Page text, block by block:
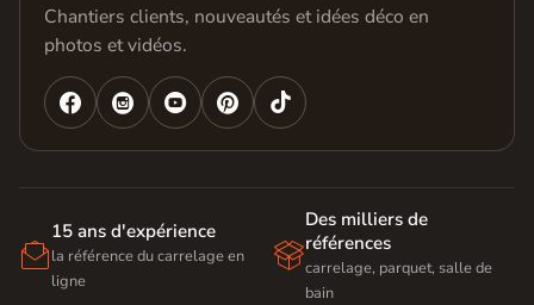
Chantiers clients, nouveautés et idées déco en
photos et vidéos.
   

15 ans d'expérience
la référence du carrelage en
ligne

Des milliers de
références
carrelage, parquet, salle de
bain